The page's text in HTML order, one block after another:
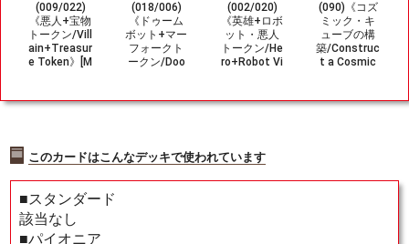
(009/022)
《悪人+宝物
トークン/Vill
ain+Treasur
e Token》[M
(018/006)
《ドゥーム
ボット+マー
フォークト
ークン/Doo
[MSH] 茶/青
(002/020)
《英雄+ロボ
ット・悪人
トークン/He
ro+Robot Vi
白/茶
(090)《コズ
ミック・キ
ューブの構
築/Construc
t a Cosmic
このカードはこんなデッキで使われています
■スタンダード
該当なし
■パイオニア